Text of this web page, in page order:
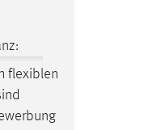
flexiblen